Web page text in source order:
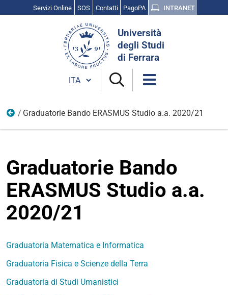
Servizi Online SOS Contatti PagoPA INTRANET
Università
degli Studi
di Ferrara
Cambia lingua
Erasmus+ Studio
Graduatorie Bando ERASMUS Studio a.a. 2020/21
Graduatorie Bando
ERASMUS Studio a.a.
2020/21
Graduatoria Matematica e Informatica
Graduatoria Fisica e Scienze della Terra
Graduatoria di Studi Umanistici